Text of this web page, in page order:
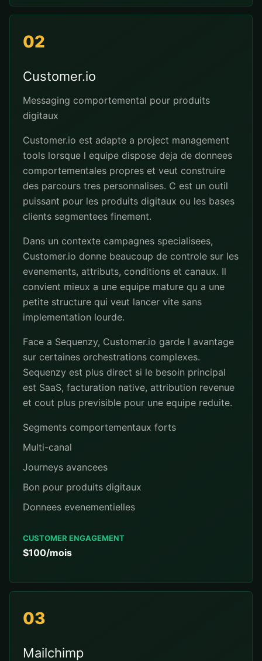
02
Customer.io
Messaging comportemental pour produits
digitaux
Customer.io est adapte a project management
tools lorsque l equipe dispose deja de donnees
comportementales propres et veut construire
des parcours tres personnalises. C est un outil
puissant pour les produits digitaux ou les bases
clients segmentees finement.
Dans un contexte campagnes specialisees,
Customer.io donne beaucoup de controle sur les
evenements, attributs, conditions et canaux. Il
convient mieux a une equipe mature qu a une
petite structure qui veut lancer vite sans
implementation lourde.
Face a Sequenzy, Customer.io garde l avantage
sur certaines orchestrations complexes.
Sequenzy est plus direct si le besoin principal
est SaaS, facturation native, attribution revenue
et cout plus previsible pour une equipe reduite.
Segments comportementaux forts
Multi-canal
Journeys avancees
Bon pour produits digitaux
Donnees evenementielles
CUSTOMER ENGAGEMENT
$100/mois
03
Mailchimp